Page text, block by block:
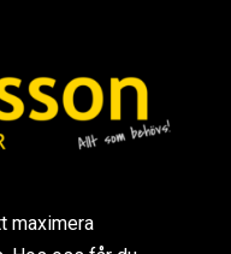
maximera